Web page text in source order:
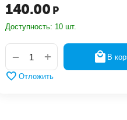
140.00 Р
Доступность: 10 шт.
+
− В
Отложить